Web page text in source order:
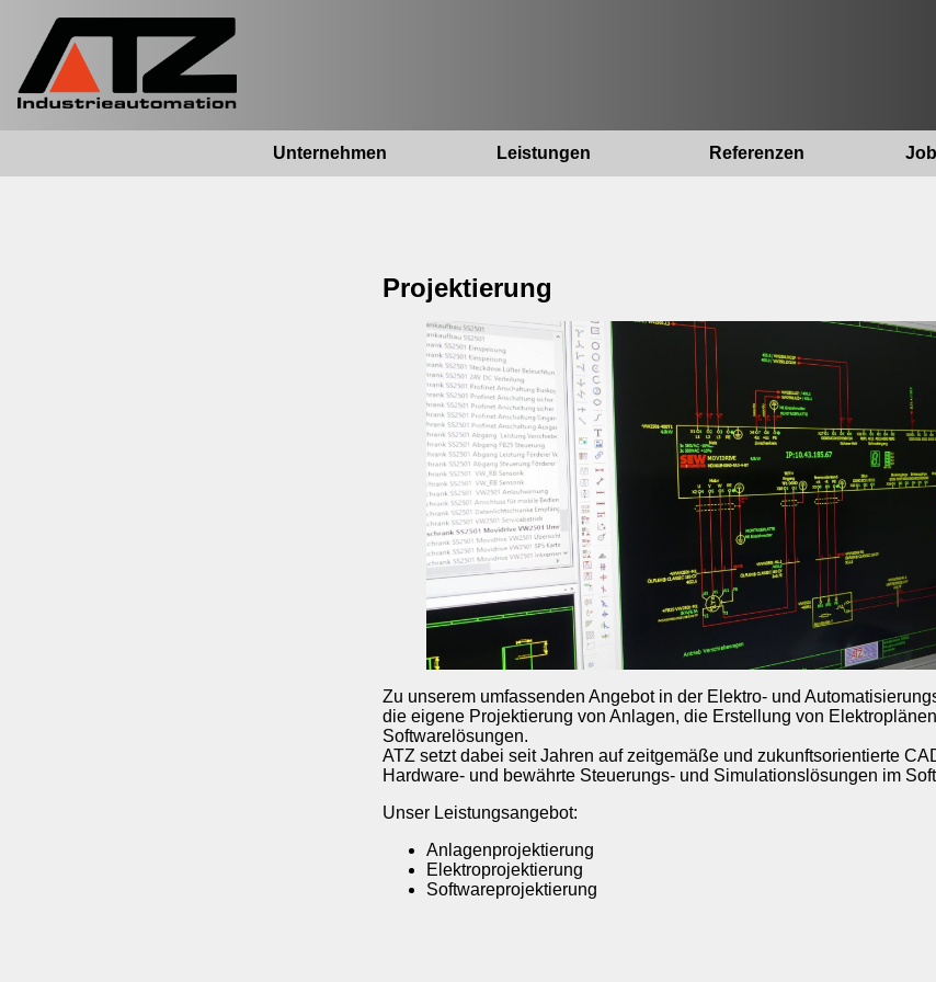
Unternehmen Leistungen Referenzen
Projektierung
Zu unserem umfassenden Angebot in der Elektro- und
die eigene Projektierung von Anlagen, die Erstellung von
Softwarelösungen.
ATZ setzt dabei seit Jahren auf zeitgemäße und zukunftsorientierte
Hardware- und bewährte Steuerungs- und Simulationslösungen im
Unser Leistungsangebot:
Anlagenprojektierung
Elektroprojektierung
Softwareprojektierung